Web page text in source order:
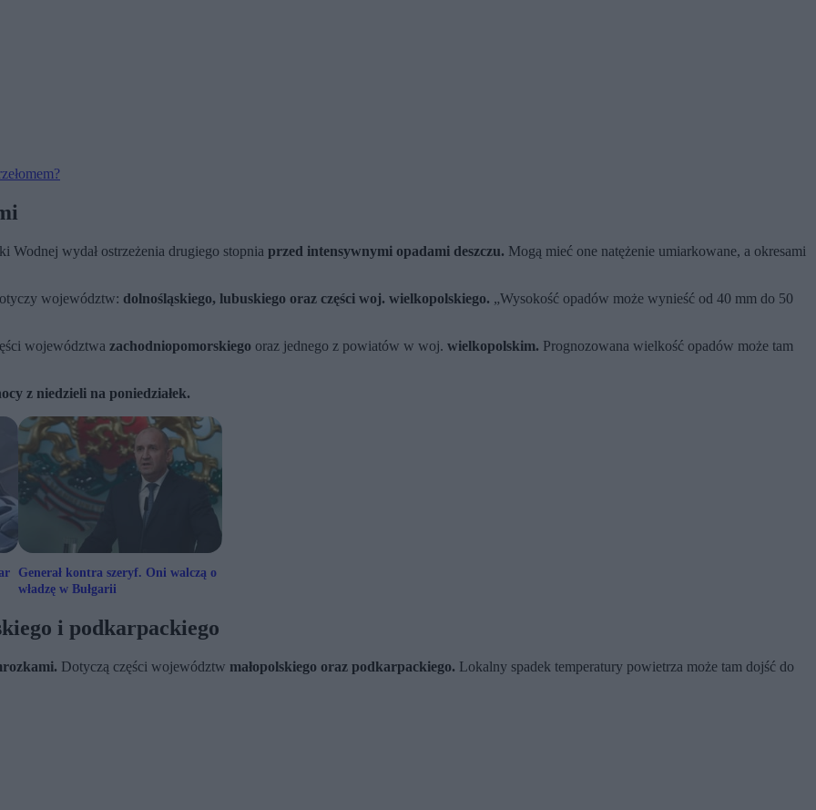
wydał ostrzeżenia drugiego stopnia przed intensywnymi opadami deszczu. Mogą mieć one natężenie umiarkowane, a okresami
województw: dolnośląskiego, lubuskiego oraz części woj. wielkopolskiego. „Wysokość opadów może wynieść od 40 mm do 50
województwa zachodniopomorskiego oraz jednego z powiatów w woj. wielkopolskim. Prognozowana wielkość opadów może tam
z niedzieli na poniedziałek.
Generał kontra szeryf. Oni walczą o
władzę w Bułgarii
i podkarpackiego
Dotyczą części województw małopolskiego oraz podkarpackiego. Lokalny spadek temperatury powietrza może tam dojść do